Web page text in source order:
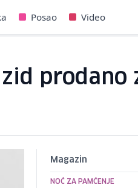
Posao Video
prodano
Magazin
NOĆ ZA PAMĆENJE